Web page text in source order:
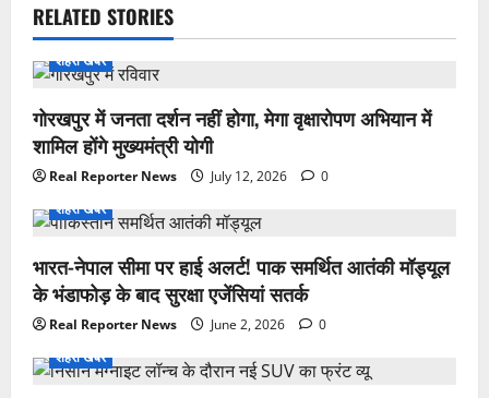
RELATED STORIES
शहरी खबर
गोरखपुर में जनता दर्शन नहीं होगा, मेगा वृक्षारोपण अभियान में
शामिल होंगे मुख्यमंत्री योगी
Real Reporter News July 12, 2026
0
शहरी खबर
भारत-नेपाल सीमा पर हाई अलर्ट! पाक समर्थित आतंकी मॉड्यूल
के भंडाफोड़ के बाद सुरक्षा एजेंसियां सतर्क
Real Reporter News June 2, 2026
0
शहरी खबर